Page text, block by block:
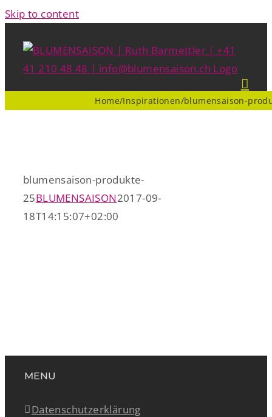
Skip to content
Home/Inspirationen/blumensaison-
blumensaison-produkte-
25BLUMENSAISON2017-09-
18T14:15:07+02:00
MENU
Datenschutzerklärung